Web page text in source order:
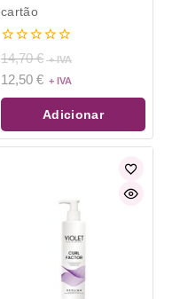
cartão
0
de
5
14,70€
12,50 €
Adicionar